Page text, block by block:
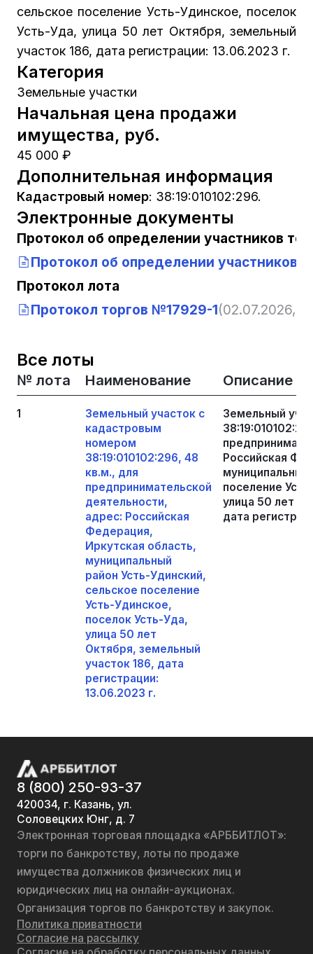
сельское поселение Усть-Удинское, поселок
Усть-Уда, улица 50 лет Октября, земельный
участок 186, дата регистрации: 13.06.2023 г.
Категория
Земельные участки
Начальная цена продажи
имущества, руб.
45 000 ₽
Дополнительная информация
Кадастровый номер: 38:19:010102:296.
Электронные документы
Протокол об определении участников
Протокол об определении участников
Протокол лота
Протокол торгов №17929-1(02.07.2026,
Все лоты
№ лота Наименование Описание
1
Земельный участок с
кадастровым
номером
38:19:010102:296, 48
кв.м., для
предпринимательской
деятельности,
адрес: Российская
Федерация,
Иркутская область,
муниципальный
район Усть-Удинский,
сельское поселение
Усть-Удинское,
поселок Усть-Уда,
улица 50 лет
Октября, земельный
участок 186, дата
регистрации:
13.06.2023 г.
Земельный
Российская
муниципальный
поселение
улица 50 лет
дата
8 (800) 250-93-37
420034, г. Казань, ул.
Соловецких Юнг, д. 7
Электронная торговая площадка «АРББИТЛОТ»:
торги по банкротству, лоты по продаже
имущества должников физических лиц и
юридических лиц на онлайн-аукционах.
Организация торгов по банкротству и закупок.
Политика приватности
Согласие на рассылку